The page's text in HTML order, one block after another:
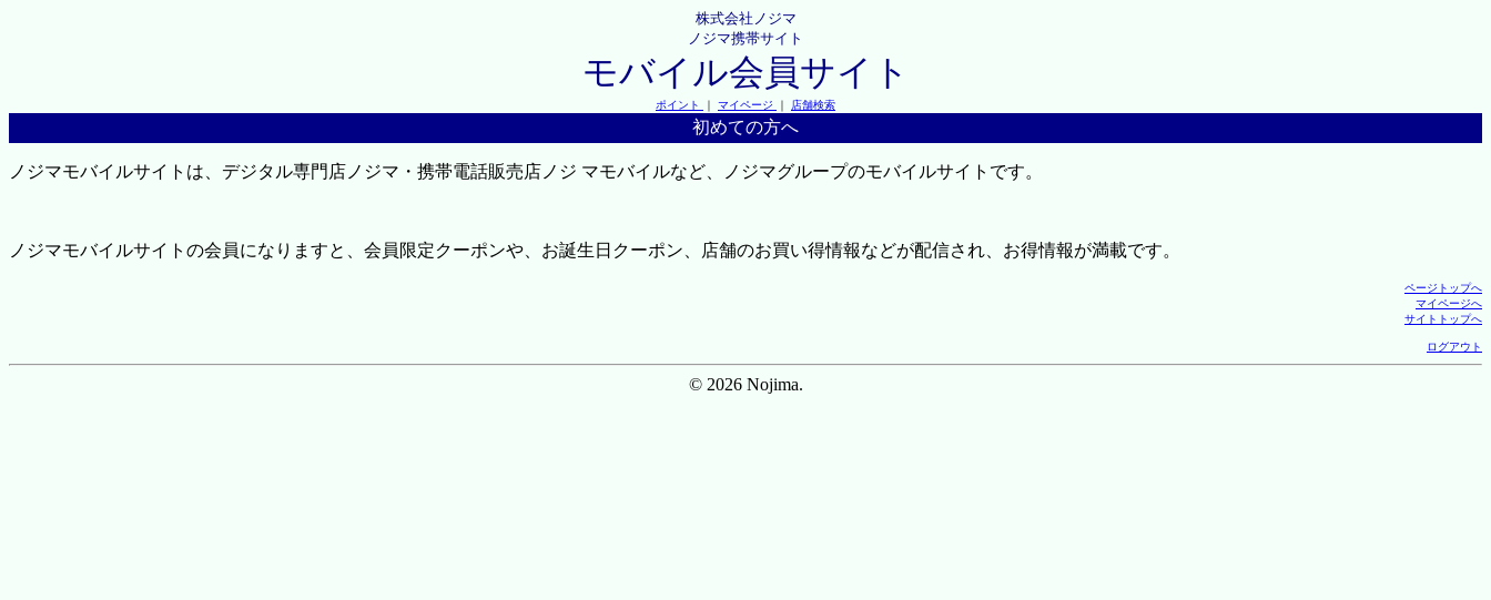
株式会社ノジマ
ノジマ携帯サイト
モバイル会員サイト
ポイント ｜ マイページ ｜ 店舗検索
初めての方へ
ノジマモバイルサイトは、デジタル専門店ノジマ・携帯電話販売店ノジ マモバイルなど、ノジマグループのモバイルサイトです。
ノジマモバイルサイトの会員になりますと、会員限定クーポンや、お誕生日クーポン、店舗のお買い得情報などが配信され、お得情報が満載です。
ページトップへ
マイページへ
サイトトップへ
ログアウト
© 2026 Nojima.